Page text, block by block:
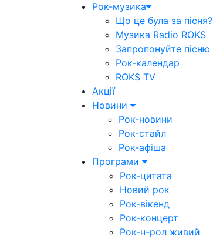
Рок-музика
Що це була за пісня?
Музика Radio ROKS
Запропонуйте пісню
Рок-календар
ROKS TV
Акції
Новини
Рок-новини
Рок-стайл
Рок-афіша
Програми
Рок-цитата
Новий рок
Рок-вікенд
Рок-концерт
Рок-н-рол живий